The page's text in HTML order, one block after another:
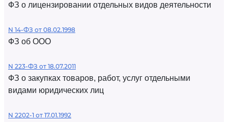
ФЗ о лицензировании отдельных видов деятельности
N 14-ФЗ от 08.02.1998
ФЗ об ООО
N 223-ФЗ от 18.07.2011
ФЗ о закупках товаров, работ, услуг отдельными
видами юридических лиц
N 2202-1 от 17.01.1992